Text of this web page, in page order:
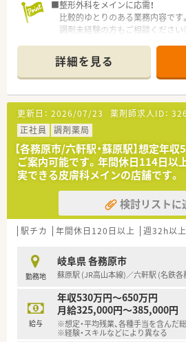
■整形外科をメインに応需！
比較的ゆとりのある業務内容です。
調剤未経験の方もご相談くださ
リウマチ科・リハビリテーション科
ペインクリニック等の処方箋を応
経験を積むことができます。
■各務原市を中心に数店舗展開して
地域密着型の薬局です。
■ゆったりと自分のペースでお仕事
で、
未経験の方も徐々にスキルアッ
■温和な代表のもと、風通しの良い
す。
採用も人柄重視です！
詳細を見る
更新日： 2026/07/23 薬剤師求人ID：
正社員
調剤薬局
【各務原市/六軒駅・蘇原駅】想定年
ご案内可能です。年間休日114日以
実できる皮膚科メインの店舗です。
検討リストに
駅チカ 年間休日120日以上 週32h以上
勤務地
岐阜県 各務原市
蘇原駅 (JR高山本線)／六軒駅 (名鉄各
給与
年収530万円～650万円
月給325,000円～385,000円
※想定・平均残業、各種手当を含んだ
※経験・スキルなどにより異なる